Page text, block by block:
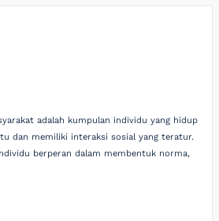
adalah kumpulan individu yang hidup
dan memiliki interaksi sosial yang teratur.
berperan dalam membentuk norma,